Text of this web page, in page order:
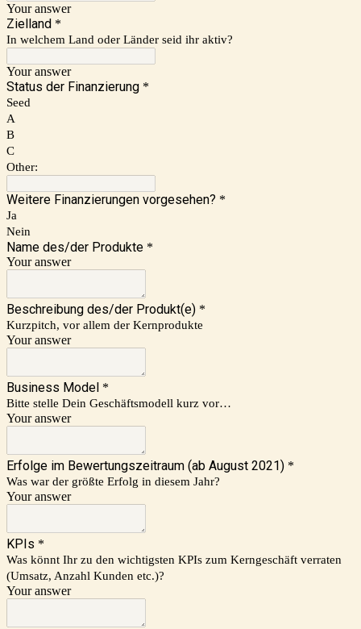
Your answer
Zielland *
In welchem Land oder Länder seid ihr aktiv?
Your answer
Status der Finanzierung *
Seed
A
B
C
Other:
Weitere Finanzierungen vorgesehen? *
Ja
Nein
Name des/der Produkte *
Your answer
Beschreibung des/der Produkt(e) *
Kurzpitch, vor allem der Kernprodukte
Your answer
Business Model *
Bitte stelle Dein Geschäftsmodell kurz vor…
Your answer
Erfolge im Bewertungszeitraum (ab August 2021) *
Was war der größte Erfolg in diesem Jahr?
Your answer
KPIs *
Was könnt Ihr zu den wichtigsten KPIs zum Kerngeschäft verraten
(Umsatz, Anzahl Kunden etc.)?
Your answer